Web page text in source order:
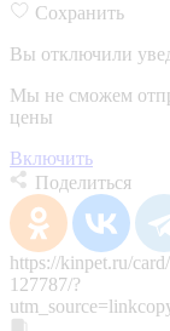
Сохранить
Вы отключили
Мы не сможем
цены
Включить
Поделиться
https://kinpet.ru/
127787/?